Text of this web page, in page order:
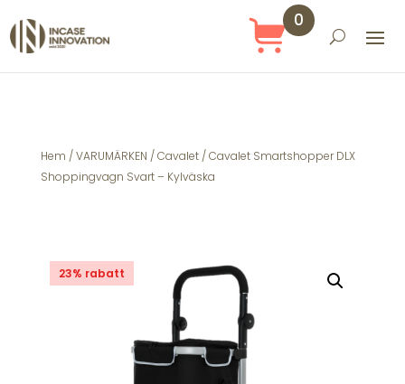
0
Hem /VARUMÄRKEN /Cavalet/ Cavalet Smartshopper DLX
Shoppingvagn Svart – Kylväska
23% rabatt